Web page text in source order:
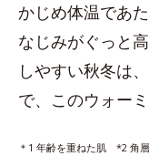
かじめ体温であ
なじみがぐっと
しやすい秋冬は
で、このウォー
＊1 年齢を重ねた肌 *2 角